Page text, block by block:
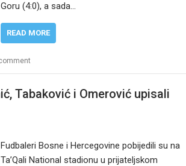
Goru (4:0), a sada…
READ MORE
Tabaković i Omerović upisali
Fudbaleri Bosne i Hercegovine pobijedili su na
Ta’Qali National stadionu u prijateljskom